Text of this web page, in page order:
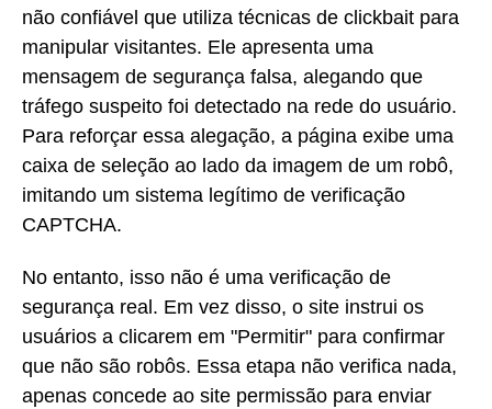
não confiável que utiliza técnicas de clickbait para
manipular visitantes. Ele apresenta uma
mensagem de segurança falsa, alegando que
tráfego suspeito foi detectado na rede do usuário.
Para reforçar essa alegação, a página exibe uma
caixa de seleção ao lado da imagem de um robô,
imitando um sistema legítimo de verificação
CAPTCHA.
No entanto, isso não é uma verificação de
segurança real. Em vez disso, o site instrui os
usuários a clicarem em "Permitir" para confirmar
que não são robôs. Essa etapa não verifica nada,
apenas concede ao site permissão para enviar